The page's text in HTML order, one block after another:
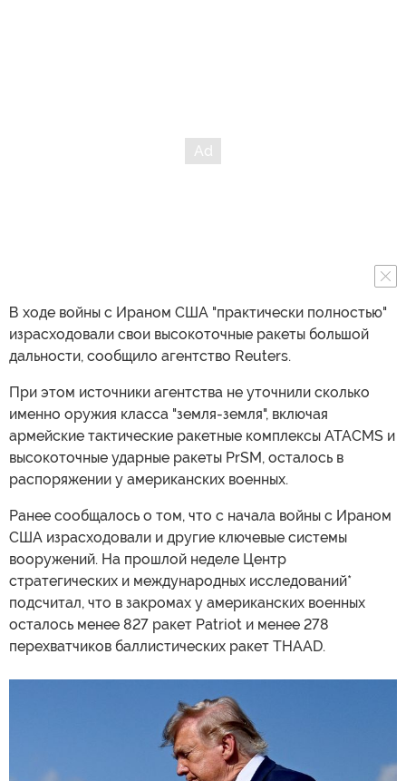
В ходе войны с Ираном США "практически полностью"
израсходовали свои высокоточные ракеты большой
дальности, сообщило агентство Reuters.
При этом источники агентства не уточнили сколько
именно оружия класса "земля-земля", включая
армейские тактические ракетные комплексы ATACMS и
высокоточные ударные ракеты PrSM, осталось в
распоряжении у американских военных.
Ранее сообщалось о том, что с начала войны с Ираном
США израсходовали и другие ключевые системы
вооружений. На прошлой неделе Центр
стратегических и международных исследований*
подсчитал, что в закромах у американских военных
осталось менее 827 ракет Patriot и менее 278
перехватчиков баллистических ракет THAAD.